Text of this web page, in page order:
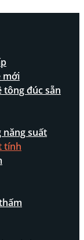
mới
tông đúc sẵn
năng suất
tính